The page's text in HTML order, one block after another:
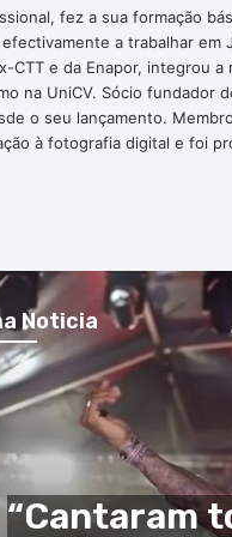
fez a sua formação
a trabalhar em
CTT e da Enapor, integrou a
na UniCV. Sócio fundador
o seu lançamento.
à fotografia digital e foi
Noticia